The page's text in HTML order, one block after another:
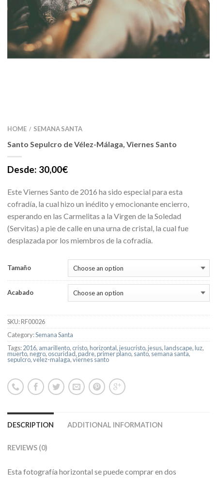
HOME / SEMANA SANTA
Santo Sepulcro de Vélez-Málaga, Viernes Santo
Desde: 30,00€
Este Viernes Santo de 2016 ha sido especial para esta
cofradía, la cual hizo un inédito y emocionante encierro,
esperando en las Carmelitas a la Virgen de la Soledad
(Servitas) a pie de calle en una urna de cristal, la cual fue
desplazada por los miembros de la cofradía.
Tamaño
Acabado
SKU:RF00026
Category:Semana Santa
Tags:2016, amarillento, cristo,horizontal,jesucristo,jesus,landscape,luz,
muerto,negro, oscuridad,padre,primer plano, santo, semana santa,
sepulcro,velez-malaga,viernes santo
DESCRIPTION ADDITIONAL INFORMATION
REVIEWS (0)
Esta fotografía horizontal se puede comprar en dos